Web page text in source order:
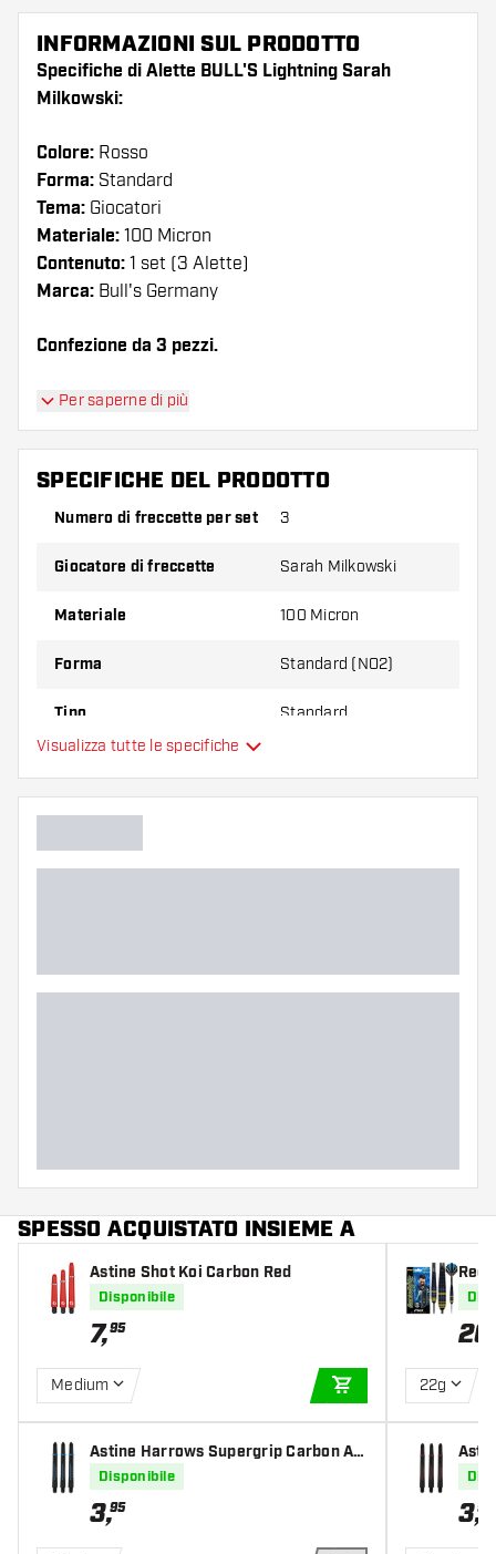
INFORMAZIONI SUL PRODOTTO
Specifiche di Alette BULL'S Lightning Sarah
Milkowski:
Colore: Rosso
Forma: Standard
Tema: Giocatori
Materiale: 100 Micron
Contenuto: 1 set (3 Alette)
Marca: Bull's Germany
Confezione da 3 pezzi.
Suggerimento di Dartshopper!
Assicuratevi di avere a portata di mano un gran
numero di alette e di astine. Questi possono
Provate una forma, un materiale o uno
variante vi si addice di più!
Per saperne di più
SPECIFICHE DEL PRODOTTO
Numero di freccette per set 3
Giocatore di freccette Sarah Milkowski
Materiale 100 Micron
Forma Standard (NO2)
Tipo Standard
Colore principale
Visualizza tutte le specifiche
SPESSO ACQUISTATO INSIEME A
Astine Shot Koi Carbon Red
Disponibile
7,95
Medium
AGGIUNGI AL
Astine Harrows Supergrip Carbon Aq
ua
Disponibile
3,95
Red
20
22g
3,95